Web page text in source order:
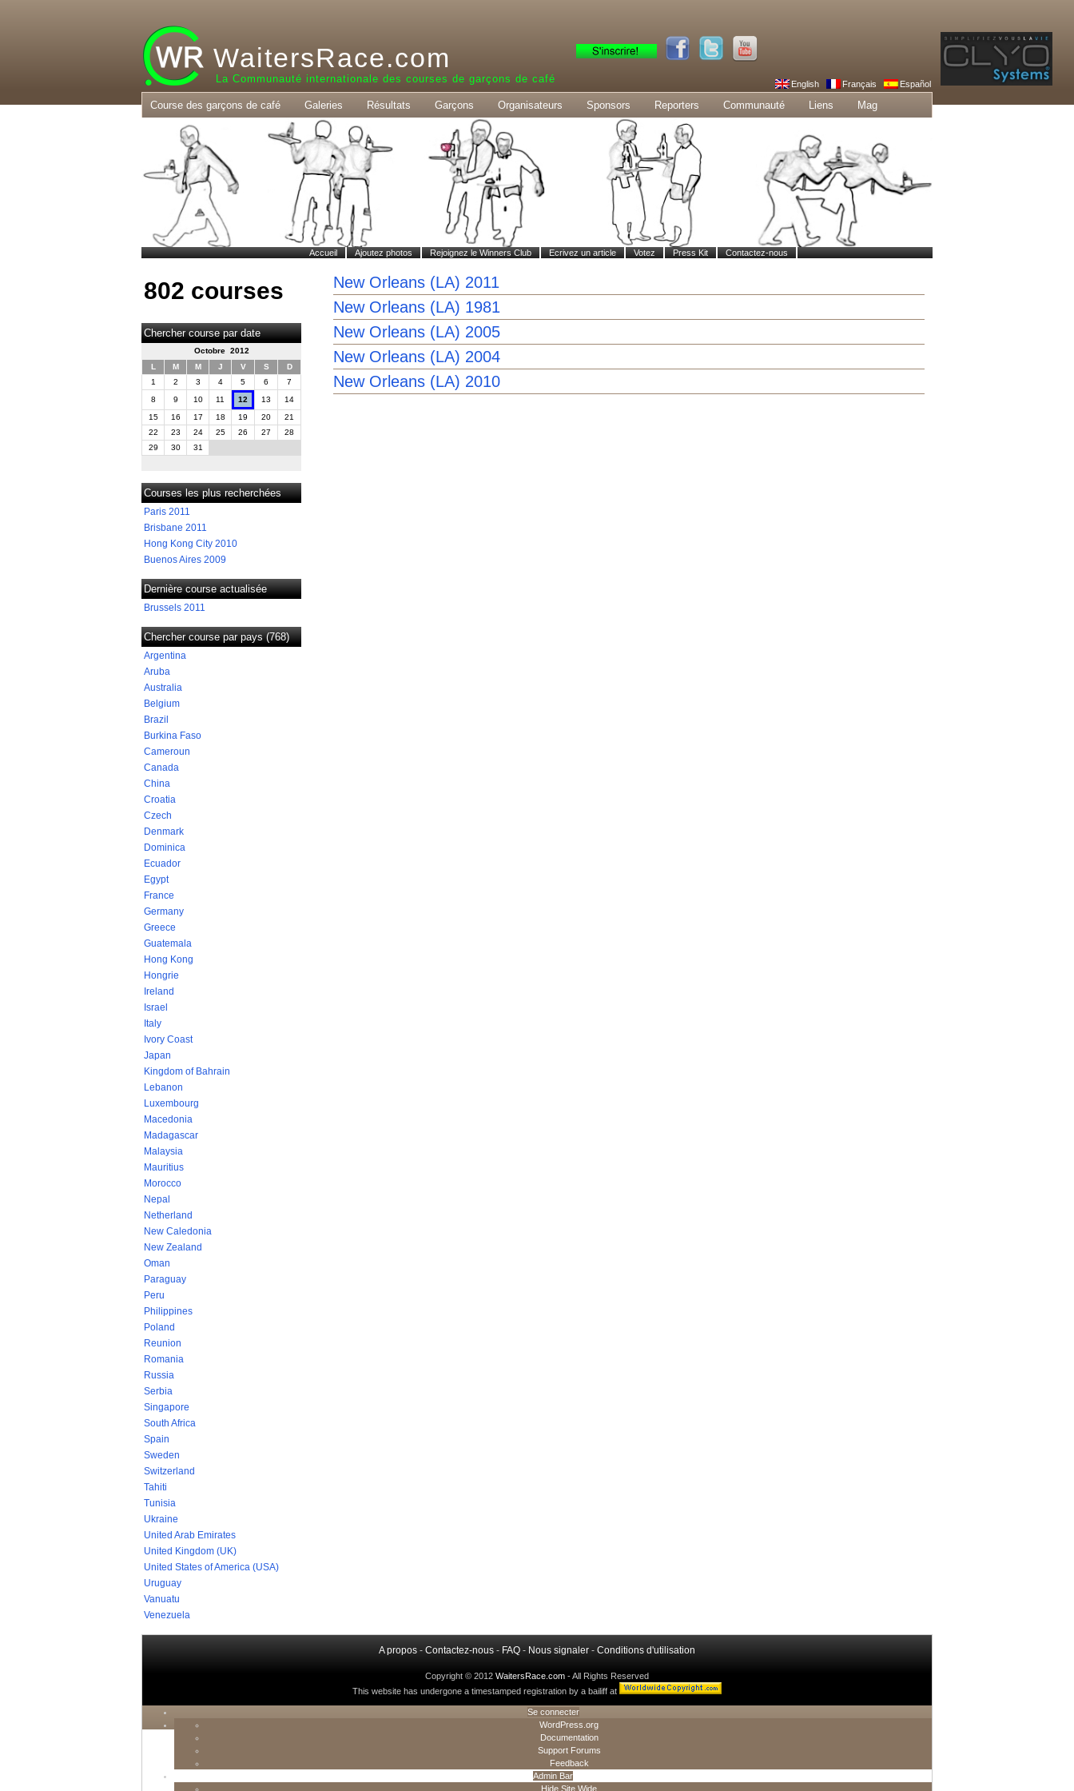
WaitersRace.com
La Communauté internationale des courses de garçons de café
Course des garçons de café Galeries Résultats Garçons Organisateurs Sponsors Reporters Communauté Liens Mag
Accueil Ajoutez photos Rejoignez le Winners Club Ecrivez un article Votez Press Kit Contactez-nous
English Français Español
802 courses
Chercher course par date
Octobre 2012
L
M M J V S
D
1
2 3 4 5 6
7
8
9 10 11 12 13
14
15
16 17 18 19 20
21
22
23 24 25 26 27
28
29
30 31
Courses les plus recherchées
Paris 2011
Brisbane 2011
Hong Kong City 2010
Buenos Aires 2009
Dernière course actualisée
Brussels 2011
Chercher course par pays (768)
Argentina
Aruba
Australia
Belgium
Brazil
Burkina Faso
Cameroun
Canada
China
Croatia
Czech
Denmark
Dominica
Ecuador
Egypt
France
Germany
Greece
Guatemala
Hong Kong
Hongrie
Ireland
Israel
Italy
Ivory Coast
Japan
Kingdom of Bahrain
Lebanon
Luxembourg
Macedonia
Madagascar
Malaysia
Mauritius
Morocco
Nepal
Netherland
New Caledonia
New Zealand
Oman
Paraguay
Peru
Philippines
Poland
Reunion
Romania
Russia
Serbia
Singapore
South Africa
Spain
Sweden
Switzerland
Tahiti
Tunisia
Ukraine
United Arab Emirates
United Kingdom (UK)
United States of America (USA)
Uruguay
Vanuatu
Venezuela
New Orleans (LA) 2011
New Orleans (LA) 1981
New Orleans (LA) 2005
New Orleans (LA) 2004
New Orleans (LA) 2010
A propos - Contactez-nous - FAQ - Nous signaler - Conditions d'utilisation
Copyright © 2012 WaitersRace.com - All Rights Reserved
This website has undergone a timestamped registration by a bailiff at
Se connecter
WordPress.org
Documentation
Support Forums
Feedback
Admin Bar
Hide Site Wide